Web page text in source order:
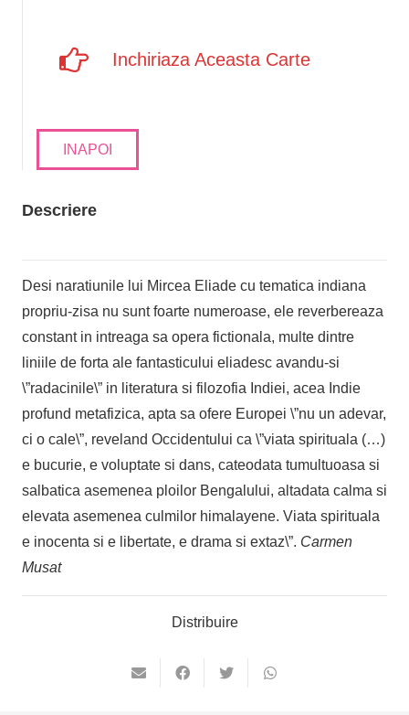
Inchiriaza Aceasta Carte
INAPOI
Descriere
Desi naratiunile lui Mircea Eliade cu tematica indiana
propriu-zisa nu sunt foarte numeroase, ele reverbereaza
constant in intreaga sa opera fictionala, multe dintre
liniile de forta ale fantasticului eliadesc avandu-si
\”radacinile\” in literatura si filozofia Indiei, acea Indie
profund metafizica, apta sa ofere Europei \”nu un adevar,
ci o cale\”, reveland Occidentului ca \”viata spirituala (…)
e bucurie, e voluptate si dans, cateodata tumultuoasa si
salbatica asemenea ploilor Bengalului, altadata calma si
elevata asemenea culmilor himalayene. Viata spirituala
e inocenta si e libertate, e drama si extaz\”. Carmen
Musat
Distribuire